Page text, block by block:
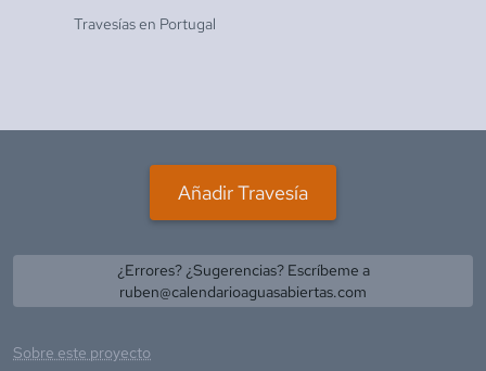
Travesías en Portugal
Añadir Travesía
¿Errores? ¿Sugerencias? Escríbeme a
ruben@calendarioaguasabiertas.com
Sobre este proyecto